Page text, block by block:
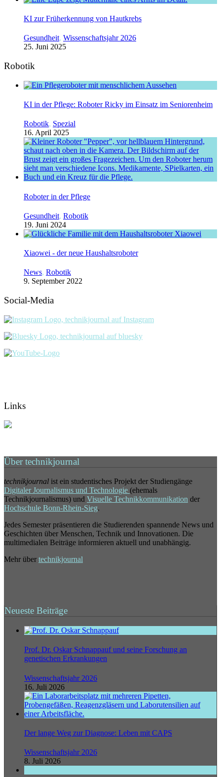
KI zur Früherkennung von Hautkrebs
Gesundheit, Wissenschaftsjahr 2026
25. Juni 2025
Robotik
KI in der Pflege: Roboter Ricky im Einsatz im Seniorenheim
Robotik, Spezial
16. April 2025
Roboter in der Pflege
Gesundheit, Robotik
19. Juni 2024
Xiaowei - der neue Haushaltsroboter
News, Robotik
9. September 2022
Social-Media
Links
Über technikjournal
technikjournal ist ein studentisches Projekt der Studiengänge
Digitaler Journalismus und Technologie (ehemals
Technikjournalismus) und Visuelle Technikkommunikation der
Hochschule Bonn-Rhein-Sieg.
Jedes Semester präsentieren die Studierenden spannende News und
Geschichten über Menschen, Technik und Innovationen. Die
multimedialen Beiträge informieren aktuell und unabhängig.
Mehr über technikjournal
Neueste Beiträge
Prof. Dr. Oskar Schnappauf und seine Forschung an
genetischen Erkrankungen
Wissenschaftsjahr 2026
16. Juli 2026
Der lange Weg zur Diagnose: Leben mit CAPS
Wissenschaftsjahr 2026
8. Juli 2026